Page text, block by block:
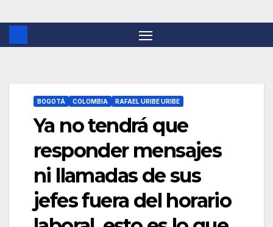
BOGOTÁ COLOMBIA RAFAEL URIBE URIBE
Ya no tendrá que
responder mensajes
ni llamadas de sus
jefes fuera del horario